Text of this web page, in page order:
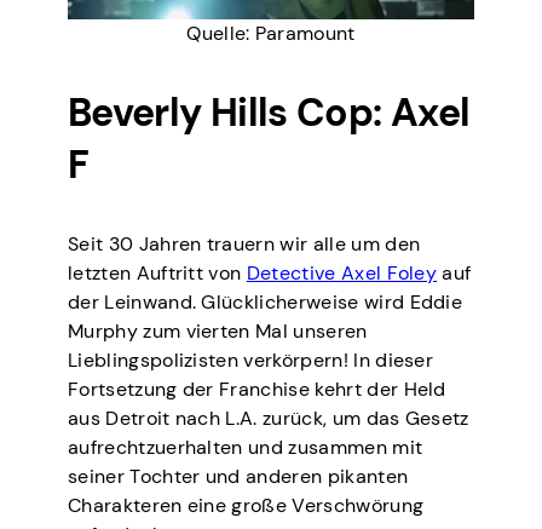
Quelle: Paramount
Beverly Hills Cop: Axel
F
Seit 30 Jahren trauern wir alle um den
letzten Auftritt von Detective Axel Foleyauf
der Leinwand. Glücklicherweise wird Eddie
Murphy zum vierten Mal unseren
Lieblingspolizisten verkörpern! In dieser
Fortsetzung der Franchise kehrt der Held
aus Detroit nach L.A. zurück, um das Gesetz
aufrechtzuerhalten und zusammen mit
seiner Tochter und anderen pikanten
Charakteren eine große Verschwörung